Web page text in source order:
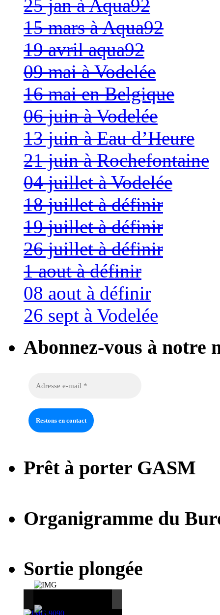
25 jan à Aqua92
15 mars à Aqua92
19 avril aqua92
09 mai à Vodelée
16 mai en Belgique
06 juin à Vodelée
13 juin à Eau d’Heure
21 juin à Rochefontaine
04 juillet à Vodelée
18 juillet à définir
19 juillet à définir
26 juillet à définir
1 aout à définir
08 aout à définir
26 sept à Vodelée
Abonnez-vous à notre
Prêt à porter GASM
Organigramme du
Sortie plongée